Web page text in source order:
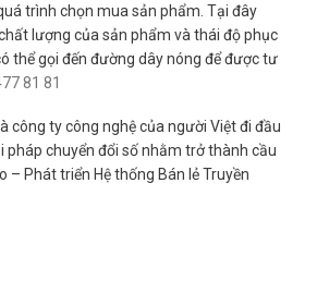
trình chọn mua sản phẩm. Tại đây
lượng của sản phẩm và thái độ phục
thể gọi đến đường dây nóng để được tư
81 81
công ty công nghệ của người Việt đi đầu
pháp chuyển đổi số nhằm trở thành cầu
– Phát triển Hệ thống Bán lẻ Truyền